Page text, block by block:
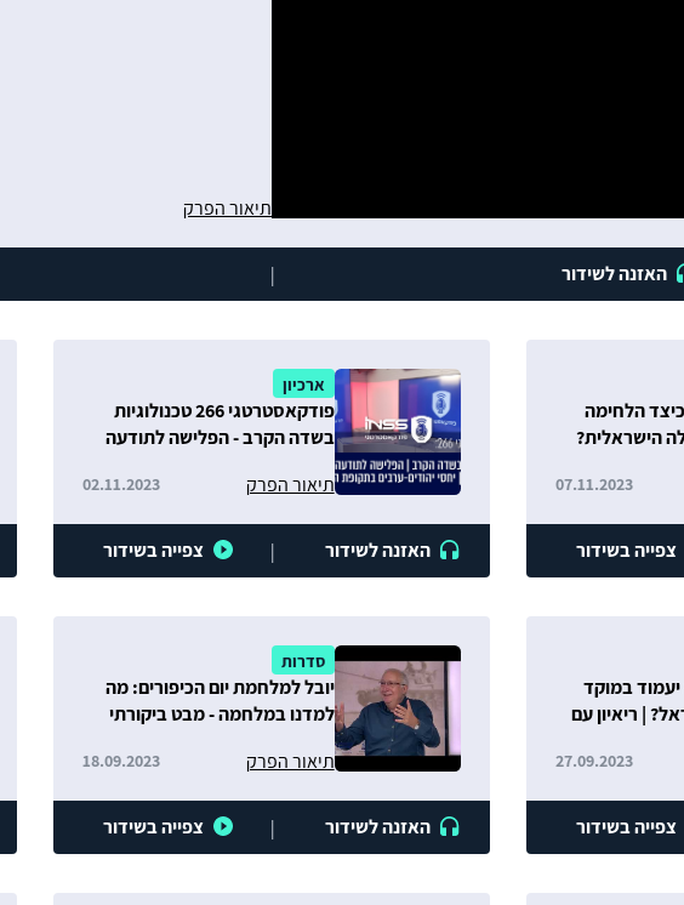
תיאור הפרק
האזנה לשידור |
הלחימה
הישראלית?
07.11.2023
צפייה בשידור
ארכיון
פודקאסטרטגי 266 טכנולוגיות
בשדה הקרב - הפלישה לתודעה
בתקופת המלחמה
תיאור הפרק 02.11.2023
האזנה לשידור | צפייה בשידור
במוקד
| ריאיון עם
27.09.2023
צפייה בשידור
סדרות
יובל למלחמת יום הכיפורים: מה
למדנו במלחמה - מבט ביקורתי
תיאור הפרק
18.09.2023
האזנה לשידור | צפייה בשידור